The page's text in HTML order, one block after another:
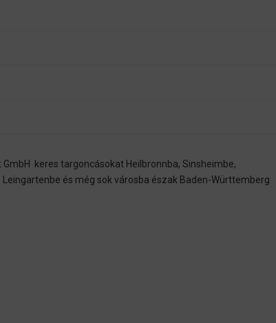
keres targoncásokat Heilbronnba, Sinsheimbe,
és még sok városba észak Baden-Württemberg